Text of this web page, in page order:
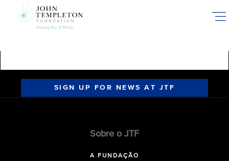
SIGN UP FOR NEWS AT JTF
Sobre o JTF
A FUNDAÇÃO